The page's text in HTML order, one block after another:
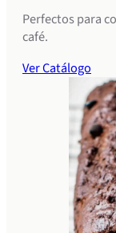
Perfectos para
café.
Ver Catálogo